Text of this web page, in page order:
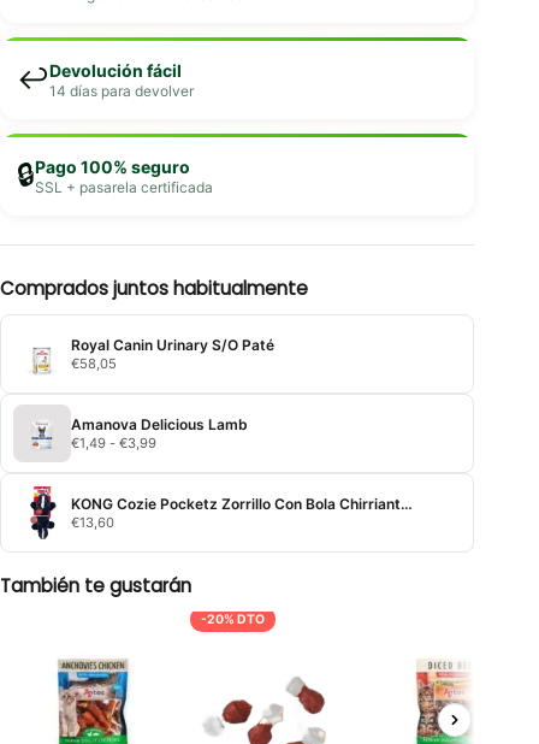
↩️Devolución fácil
14 días para devolver
🔒Pago 100% seguro
SSL + pasarela certificada
Comprados juntos habitualmente
Royal Canin Urinary S/O Paté
€58,05
Amanova Delicious Lamb
€1,49 - €3,99Rango
precios:
€1,49
KONG Cozie Pocketz Zorrillo Con Bola Chirriante S
€13,60
También te gustarán
-20% DTO